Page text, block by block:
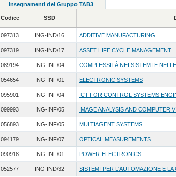
Insegnamenti del Gruppo TAB3
Codice SSD
097313 ING-IND/16 ADDITIVE MANUFACTURING
097319 ING-IND/17 ASSET LIFE CYCLE MANAGEMENT
089194 ING-INF/04 COMPLESSITÀ NEI SISTEMI E
054654 ING-INF/01 ELECTRONIC SYSTEMS
095901 ING-INF/04 ICT FOR CONTROL SYSTEMS
099993 ING-INF/05 IMAGE ANALYSIS AND COMPUTER
056893 ING-INF/05 MULTIAGENT SYSTEMS
094179 ING-INF/07 OPTICAL MEASUREMENTS
090918 ING-INF/01 POWER ELECTRONICS
052577 ING-IND/32 SISTEMI PER L'AUTOMAZIONE E